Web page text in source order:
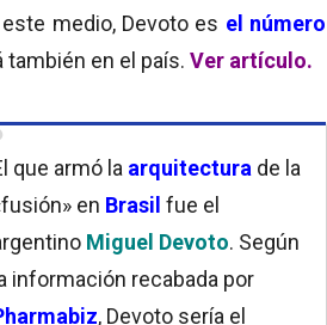
medio, Devoto es el número
en el país. Ver artículo.
que armó la arquitectura de la
en Brasil fue el
Miguel Devoto. Según
información recabada por
, Devoto sería el